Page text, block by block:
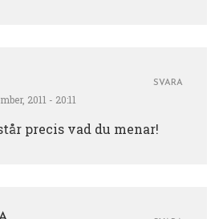
2011 - 20:11
precis vad du menar!
SVARA